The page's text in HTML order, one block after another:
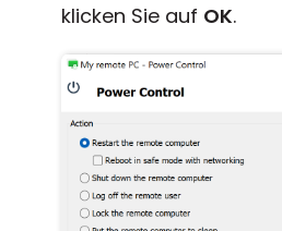
klicken Sie auf OK.